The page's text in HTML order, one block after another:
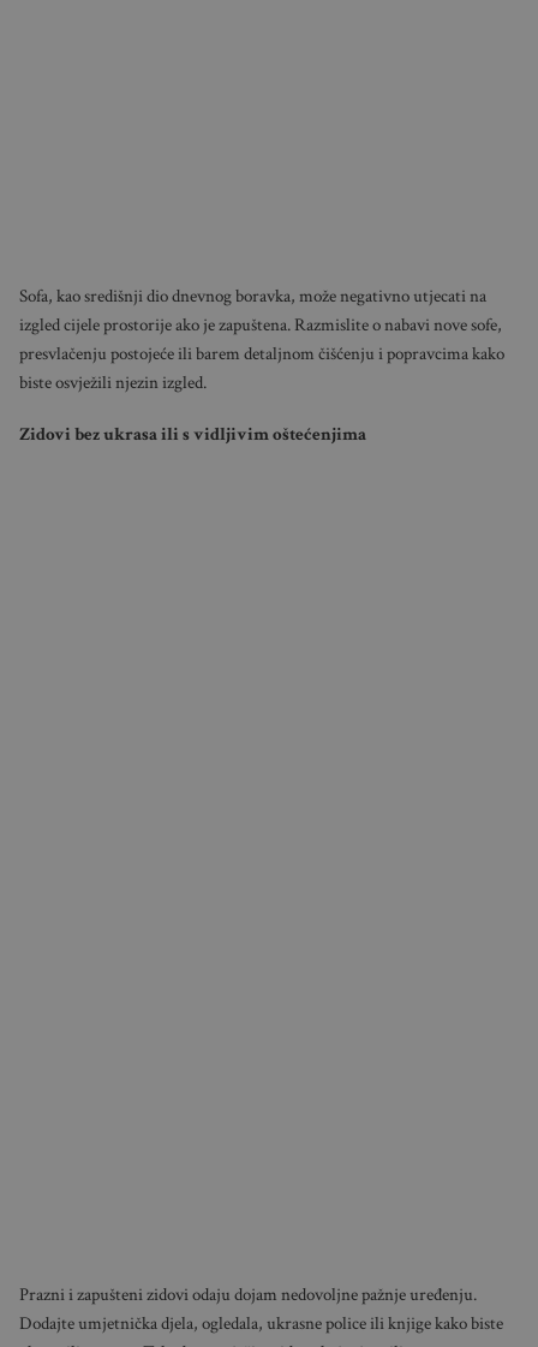
Sofa, kao središnji dio dnevnog boravka, može negativno utjecati na
izgled cijele prostorije ako je zapuštena. Razmislite o nabavi nove sofe,
presvlačenju postojeće ili barem detaljnom čišćenju i popravcima kako
biste osvježili njezin izgled.
Zidovi bez ukrasa ili s vidljivim oštećenjima
Prazni i zapušteni zidovi odaju dojam nedovoljne pažnje uređenju.
Dodajte umjetnička djela, ogledala, ukrasne police ili knjige kako biste